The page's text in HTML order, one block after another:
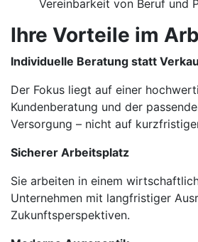
Vereinbarkeit von Beruf und
Ihre Vorteile im
Individuelle Beratung statt
Der Fokus liegt auf einer
Kundenberatung und der
Versorgung – nicht auf
Sicherer Arbeitsplatz
Sie arbeiten in einem
Unternehmen mit langfristiger
Zukunftsperspektiven.